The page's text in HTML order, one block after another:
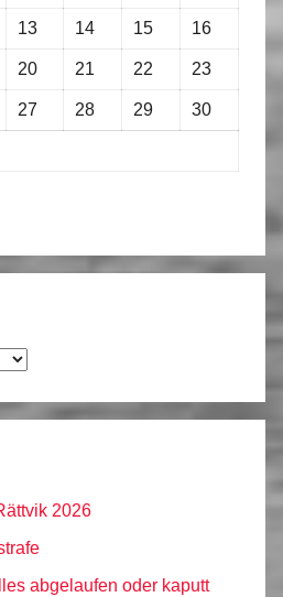
13 14 15 16
20 21 22 23
27 28 29 30
2026
abgelaufen oder kaputt